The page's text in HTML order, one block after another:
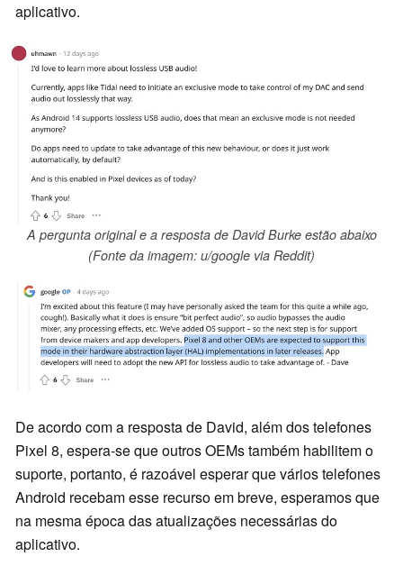
aplicativo.
A pergunta original e a resposta de David Burke estão abaixo
(Fonte da imagem: u/google via Reddit)
De acordo com a resposta de David, além dos telefones
Pixel 8, espera-se que outros OEMs também habilitem o
suporte, portanto, é razoável esperar que vários telefones
Android recebam esse recurso em breve, esperamos que
na mesma época das atualizações necessárias do
aplicativo.